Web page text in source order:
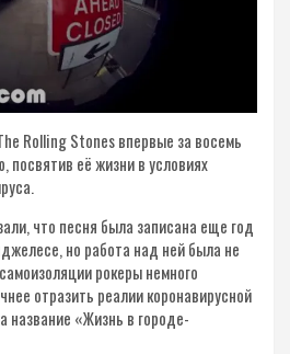
Rolling Stones впервые за восемь
посвятив её жизни в условиях
что песня была записана еще год
но работа над ней была не
рокеры немного
отразить реалии коронавирусной
название «Жизнь в городе-